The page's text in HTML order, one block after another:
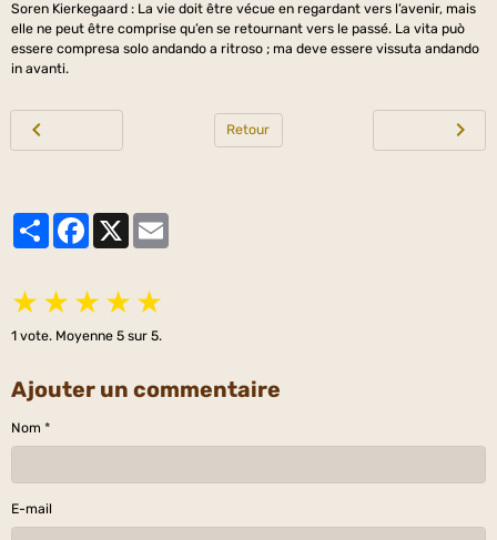
Soren Kierkegaard : La vie doit être vécue en regardant vers l’avenir, mais
elle ne peut être comprise qu’en se retournant vers le passé. La vita può
essere compresa solo andando a ritroso ; ma deve essere vissuta andando
in avanti.
Retour
PartagerFacebook
★ ★ ★ ★ ★
1 vote. Moyenne 5 sur 5.
Ajouter un commentaire
Nom
E-mail